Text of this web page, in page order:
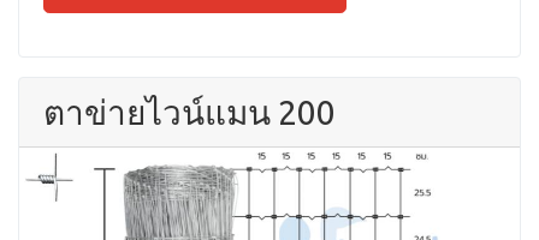
ตาข่ายไวน์แมน 200